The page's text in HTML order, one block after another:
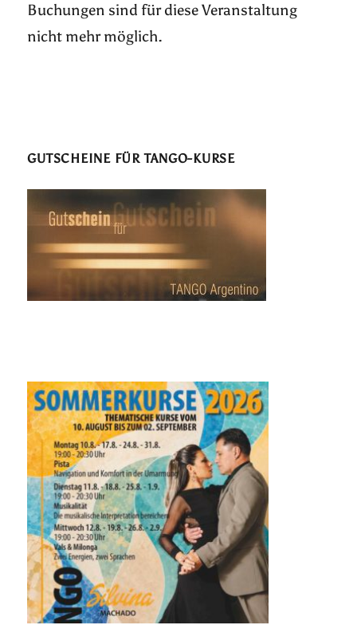
Buchungen sind für diese Veranstaltung
nicht mehr möglich.
GUTSCHEINE FÜR TANGO-KURSE